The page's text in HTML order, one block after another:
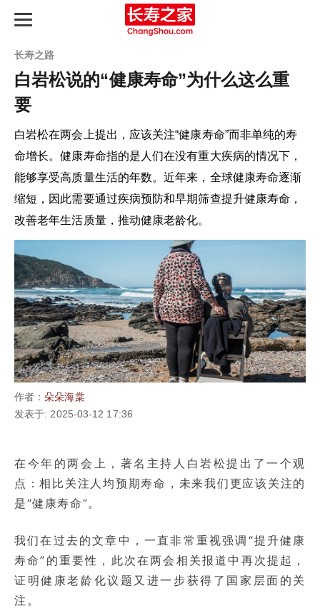
最新动态
长寿指南
知识图谱
产品评测
延寿天梯榜
长寿之路
白岩松说的“健康寿命”为什么这么重
要
白岩松在两会上提出，应该关注“健康寿命”而非单纯的寿
命增长。健康寿命指的是人们在没有重大疾病的情况下，
能够享受高质量生活的年数。近年来，全球健康寿命逐渐
缩短，因此需要通过疾病预防和早期筛查提升健康寿命，
改善老年生活质量，推动健康老龄化。
作者：朵朵海棠
发表于: 2025-03-12 17:36
在今年的两会上，著名主持人白岩松提出了一个观
点：相比关注人均预期寿命，未来我们更应该关注的
是“健康寿命”。
我们在过去的文章中，一直非常重视强调“提升健康
寿命”的重要性，此次在两会相关报道中再次提起，
证明健康老龄化议题又进一步获得了国家层面的关
注。